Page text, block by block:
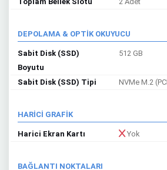
DEPOLAMA & OPTİK OKUYUCU
Sabit Disk (SSD)
Boyutu
512 GB
Sabit Disk (SSD) Tipi NVMe M.2
HARİCİ GRAFİK
Harici Ekran Kartı Yok
BAĞLANTI NOKTALARI